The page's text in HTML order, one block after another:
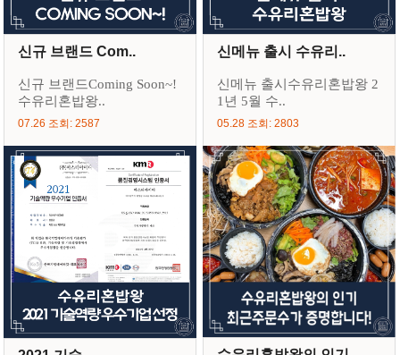
신규 브랜드 Com..
신규 브랜드Coming Soon~!
수유리혼밥왕..
07.26 조회: 2587
신메뉴 출시 수유리..
신메뉴 출시수유리혼밥왕 2
1년 5월 수..
05.28 조회: 2803